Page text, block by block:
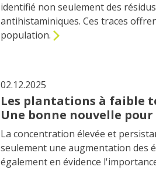
identifié non seulement des
antihistaminiques. Ces traces
population.
02.12.2025
Les plantations à faible
Une bonne nouvelle
La concentration élevée et
seulement une augmentation des
également en évidence